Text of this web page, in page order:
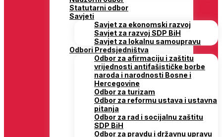
Statutarni odbor
Savjeti
Savjet za ekonomski razvoj
Savjet za razvoj SDP BiH
Savjet za lokalnu samoupravu
Odbori Predsjedništva
Odbor za afirmaciju i zaštitu
vrijednosti antifašističke borbe
naroda i narodnosti Bosne i
Hercegovine
Odbor za turizam
Odbor za reformu ustava i ustavna
pitanja
Odbor za rad i socijalnu zaštitu
SDP BiH
Odbor za pravdu i državnu upravu